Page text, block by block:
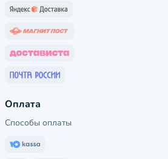
Оплата
Способы оплаты